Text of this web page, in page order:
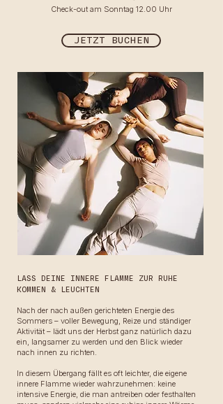
Check-out am Sonntag 12.00 Uhr
JETZT BUCHEN
LASS DEINE INNERE FLAMME ZUR RUHE
KOMMEN & LEUCHTEN
Nach der nach außen gerichteten Energie des
Sommers – voller Bewegung, Reize und ständiger
Aktivität – lädt uns der Herbst ganz natürlich dazu
ein, langsamer zu werden und den Blick wieder
nach innen zu richten.
In diesem Übergang fällt es oft leichter, die eigene
innere Flamme wieder wahrzunehmen: keine
intensive Energie, die man antreiben oder festhalten